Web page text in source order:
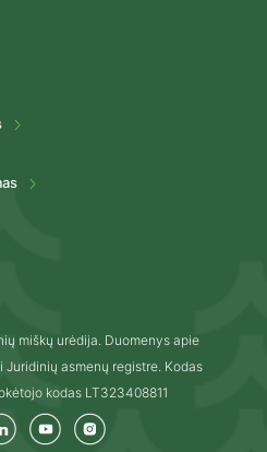
miškų urėdija. Duomenys apie
Juridinių asmenų registre. Kodas
kodas LT323408811